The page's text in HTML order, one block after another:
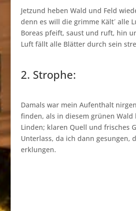
Jetzund heben Wald und Feld
denn es will die grimme Kält´ alle
Boreas pfeift, saust und ruft, hin
Luft fällt alle Blätter durch sein
2. Strophe:
Damals war mein Aufenthalt
finden, als in diesem grünen Wald
Linden; klaren Quell und frisches
Unterlass, da ich dann gesungen,
erklungen.